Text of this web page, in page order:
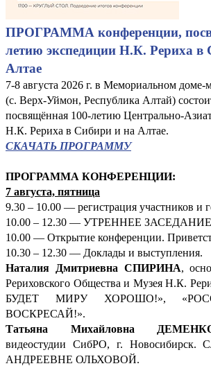
ПРОГРАММА конференции,
летию экспедиции Н.К. Рериха в
Алтае
7-8 августа 2026 г. в Мемориальном доме-
(с. Верх-Уймон, Республика Алтай)
посвящённая 100-летию Центрально-
Н.К. Рериха в Сибири и на Алтае.
СКАЧАТЬ ПРОГРАММУ
ПРОГРАММА КОНФЕРЕНЦИИ:
7 августа, пятница
9.30 – 10.00 — регистрация участников и
10.00 – 12.30 — УТРЕННЕЕ ЗАСЕДАНИЕ
10.00 — Открытие конференции.
10.30 – 12.30 — Доклады и выступления.
Наталия Дмитриевна СПИРИНА,
Рериховского Общества и Музея Н.К.
БУДЕТ МИРУ ХОРОШО!»,
ВОСКРЕСАЙ!».
Татьяна Михайловна
видеостудии СибРО, г.
АНДРЕЕВНЕ ОЛЬХОВОЙ.